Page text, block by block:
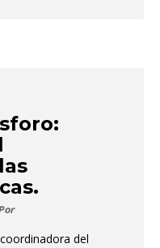
del